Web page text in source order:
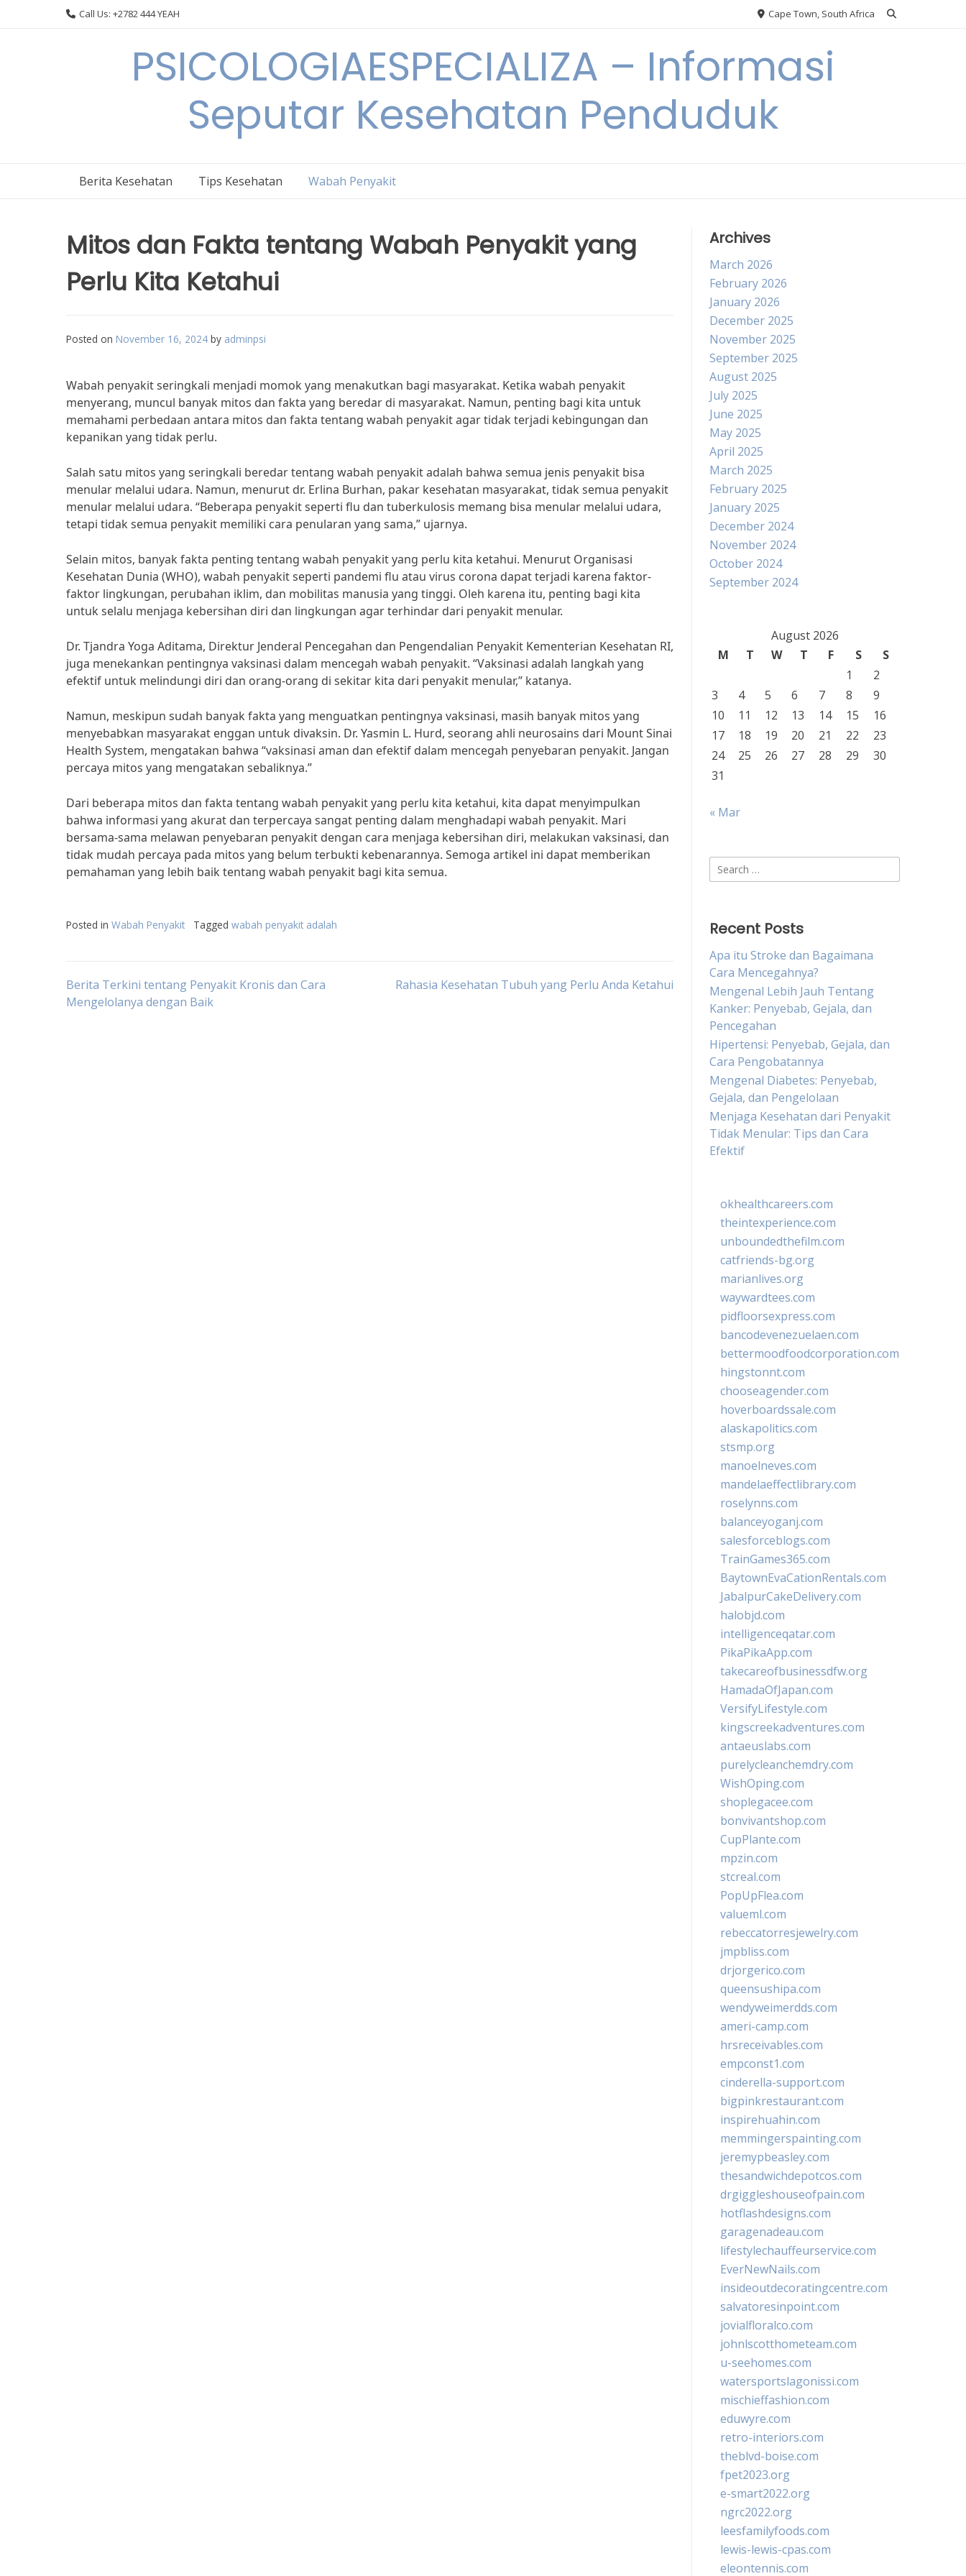
Call Us: +2782 444 YEAH Cape Town, South Africa
PSICOLOGIAESPECIALIZA – Informasi
Seputar Kesehatan Penduduk
Berita Kesehatan Tips Kesehatan Wabah Penyakit
Mitos dan Fakta tentang Wabah Penyakit yang
Perlu Kita Ketahui
Posted on November 16, 2024 by adminpsi
Wabah penyakit seringkali menjadi momok yang menakutkan bagi masyarakat. Ketika wabah penyakit
menyerang, muncul banyak mitos dan fakta yang beredar di masyarakat. Namun, penting bagi kita untuk
memahami perbedaan antara mitos dan fakta tentang wabah penyakit agar tidak terjadi kebingungan dan
kepanikan yang tidak perlu.
Salah satu mitos yang seringkali beredar tentang wabah penyakit adalah bahwa semua jenis penyakit bisa
menular melalui udara. Namun, menurut dr. Erlina Burhan, pakar kesehatan masyarakat, tidak semua penyakit
menular melalui udara. “Beberapa penyakit seperti flu dan tuberkulosis memang bisa menular melalui udara,
tetapi tidak semua penyakit memiliki cara penularan yang sama,” ujarnya.
Selain mitos, banyak fakta penting tentang wabah penyakit yang perlu kita ketahui. Menurut Organisasi
Kesehatan Dunia (WHO), wabah penyakit seperti pandemi flu atau virus corona dapat terjadi karena faktor-
faktor lingkungan, perubahan iklim, dan mobilitas manusia yang tinggi. Oleh karena itu, penting bagi kita
untuk selalu menjaga kebersihan diri dan lingkungan agar terhindar dari penyakit menular.
Dr. Tjandra Yoga Aditama, Direktur Jenderal Pencegahan dan Pengendalian Penyakit Kementerian Kesehatan RI,
juga menekankan pentingnya vaksinasi dalam mencegah wabah penyakit. “Vaksinasi adalah langkah yang
efektif untuk melindungi diri dan orang-orang di sekitar kita dari penyakit menular,” katanya.
Namun, meskipun sudah banyak fakta yang menguatkan pentingnya vaksinasi, masih banyak mitos yang
menyebabkan masyarakat enggan untuk divaksin. Dr. Yasmin L. Hurd, seorang ahli neurosains dari Mount Sinai
Health System, mengatakan bahwa “vaksinasi aman dan efektif dalam mencegah penyebaran penyakit. Jangan
percaya mitos yang mengatakan sebaliknya.”
Dari beberapa mitos dan fakta tentang wabah penyakit yang perlu kita ketahui, kita dapat menyimpulkan
bahwa informasi yang akurat dan terpercaya sangat penting dalam menghadapi wabah penyakit. Mari
bersama-sama melawan penyebaran penyakit dengan cara menjaga kebersihan diri, melakukan vaksinasi, dan
tidak mudah percaya pada mitos yang belum terbukti kebenarannya. Semoga artikel ini dapat memberikan
pemahaman yang lebih baik tentang wabah penyakit bagi kita semua.
Posted in Wabah Penyakit Tagged wabah penyakit adalah
Post
Berita Terkini tentang Penyakit Kronis dan Cara
Mengelolanya dengan Baik
Rahasia Kesehatan Tubuh yang Perlu Anda Ketahui
Archives
March 2026
February 2026
January 2026
December 2025
November 2025
September 2025
August 2025
July 2025
June 2025
May 2025
April 2025
March 2025
February 2025
January 2025
December 2024
November 2024
October 2024
September 2024
August 2026
M
T W T F S
S
1
2
3
4 5 6 7 8
9
10
11 12 13 14 15
16
17
18 19 20 21 22
23
24
25 26 27 28 29
30
31
« Mar
Search
for:
Recent Posts
Apa itu Stroke dan Bagaimana
Cara Mencegahnya?
Mengenal Lebih Jauh Tentang
Kanker: Penyebab, Gejala, dan
Pencegahan
Hipertensi: Penyebab, Gejala, dan
Cara Pengobatannya
Mengenal Diabetes: Penyebab,
Gejala, dan Pengelolaan
Menjaga Kesehatan dari Penyakit
Tidak Menular: Tips dan Cara
Efektif
okhealthcareers.com
theintexperience.com
unboundedthefilm.com
catfriends-bg.org
marianlives.org
waywardtees.com
pidfloorsexpress.com
bancodevenezuelaen.com
bettermoodfoodcorporation.com
hingstonnt.com
chooseagender.com
hoverboardssale.com
alaskapolitics.com
stsmp.org
manoelneves.com
mandelaeffectlibrary.com
roselynns.com
balanceyoganj.com
salesforceblogs.com
TrainGames365.com
BaytownEvaCationRentals.com
JabalpurCakeDelivery.com
halobjd.com
intelligenceqatar.com
PikaPikaApp.com
takecareofbusinessdfw.org
HamadaOfJapan.com
VersifyLifestyle.com
kingscreekadventures.com
antaeuslabs.com
purelycleanchemdry.com
WishOping.com
shoplegacee.com
bonvivantshop.com
CupPlante.com
mpzin.com
stcreal.com
PopUpFlea.com
valueml.com
rebeccatorresjewelry.com
jmpbliss.com
drjorgerico.com
queensushipa.com
wendyweimerdds.com
ameri-camp.com
hrsreceivables.com
empconst1.com
cinderella-support.com
bigpinkrestaurant.com
inspirehuahin.com
memmingerspainting.com
jeremypbeasley.com
thesandwichdepotcos.com
drgiggleshouseofpain.com
hotflashdesigns.com
garagenadeau.com
lifestylechauffeurservice.com
EverNewNails.com
insideoutdecoratingcentre.com
salvatoresinpoint.com
jovialfloralco.com
johnlscotthometeam.com
u-seehomes.com
watersportslagonissi.com
mischieffashion.com
eduwyre.com
retro-interiors.com
theblvd-boise.com
fpet2023.org
e-smart2022.org
ngrc2022.org
leesfamilyfoods.com
lewis-lewis-cpas.com
eleontennis.com